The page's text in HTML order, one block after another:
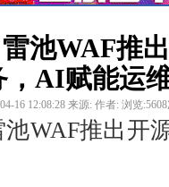
池WAF推
，AI赋能运
16 12:08:28 来源: 作者: 浏览:5608
WAF推出开